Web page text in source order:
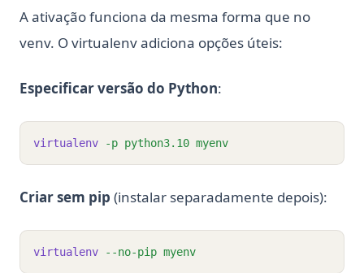
A ativação funciona da mesma forma que no
venv. O virtualenv adiciona opções úteis:
Especificar versão do Python:
virtualenv -p python3.10 myenv
Criar sem pip (instalar separadamente depois):
virtualenv --no-pip myenv